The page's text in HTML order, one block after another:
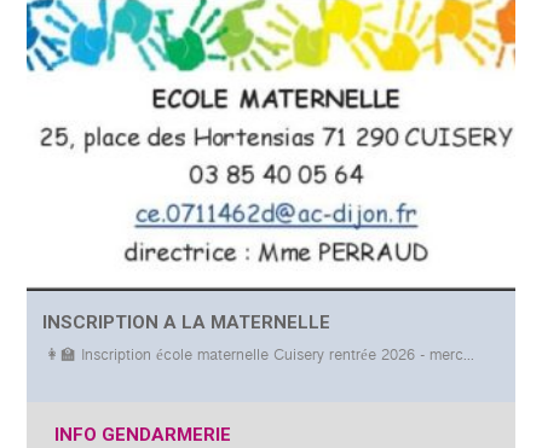
POSTED
INSCRIPTION A LA MATERNELLE
👩‍🏫 Inscription école maternelle Cuisery rentrée 2026 - merc...
POSTED
INFO GENDARMERIE